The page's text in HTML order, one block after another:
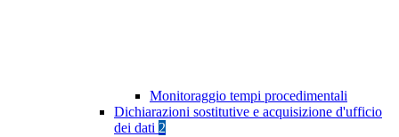
Monitoraggio tempi procedimentali
Dichiarazioni sostitutive e acquisizione d'ufficio
dei dati 2